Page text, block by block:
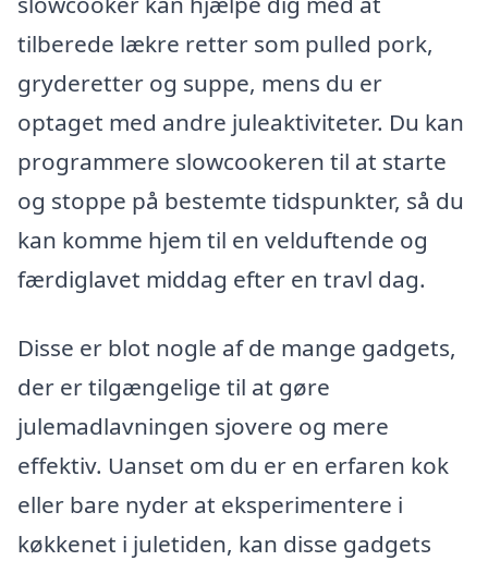
tilberede lækre retter som pulled pork,
gryderetter og suppe, mens du er
optaget med andre juleaktiviteter. Du kan
programmere slowcookeren til at starte
og stoppe på bestemte tidspunkter, så du
kan komme hjem til en velduftende og
færdiglavet middag efter en travl dag.
Disse er blot nogle af de mange gadgets,
der er tilgængelige til at gøre
julemadlavningen sjovere og mere
effektiv. Uanset om du er en erfaren kok
eller bare nyder at eksperimentere i
køkkenet i juletiden, kan disse gadgets